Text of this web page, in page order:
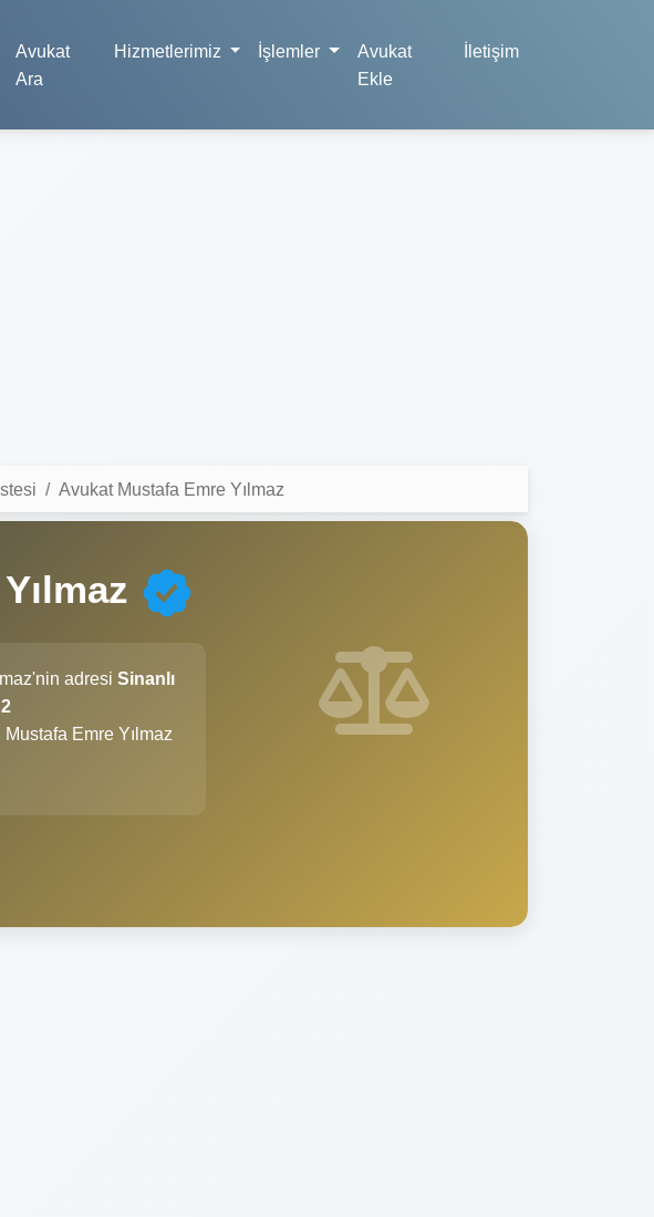
Avukat
Ara
Hizmetlerimiz İşlemler
Avukat
Ekle
İletişim
Avukat Mustafa Emre Yılmaz
adresi Sinanlı
Emre Yılmaz